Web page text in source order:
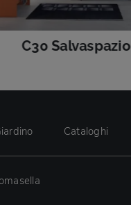
C30 Salvaspazio
Cataloghi